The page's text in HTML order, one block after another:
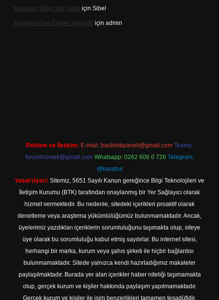
Karaman Diğer Adı Nedir için Sibel
Aknetrent Yan Etkileri Nelerdir için admin
Reklam ve İletişim: E-mail: backlinkpaneli@gmail.com Teams:
forumhizmeti@gmail.com Whatsapp: 0262 606 0 726 Telegram:
@karabul
Yasal Uyarı: Sitemiz, 5651 Sayılı Kanun gereğince Bilgi Teknolojileri ve
İletişim Kurumu (BTK) tarafından onaylanmış bir Yer Sağlayıcı olarak
hizmet vermektedir. Bu nedenle, sitedeki içerikleri proaktif olarak
denetleme veya araştırma yükümlülüğümüz bulunmamaktadır. Ancak,
üyelerimiz yazdıkları içeriklerin sorumluluğunu taşımakta olup, siteye
üye olarak bu sorumluluğu kabul etmiş sayılırlar. Bu internet sitesi,
herhangi bir marka, kurum veya şahıs şirketi ile hiçbir bağlantısı
bulunmamaktadır. Sitede yalnızca kendi hazırladığımız makaleler
paylaşılmaktadır. Burada yer alan içerikler haber niteliği taşımamakta
olup, gerçek kurum ve kişiler hakkında paylaşım yapılmamaktadır.
Gerçek kurum ve kişiler ile isim benzerlikleri tamamen tesadüfidir.